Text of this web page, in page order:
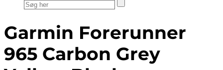
Garmin Forerunner
965 Carbon Grey